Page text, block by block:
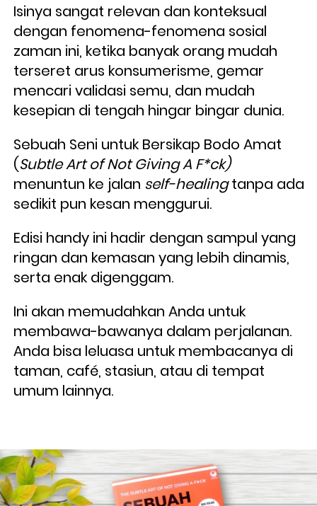
Isinya sangat relevan dan konteksual
dengan fenomena-fenomena sosial
zaman ini, ketika banyak orang mudah
terseret arus konsumerisme, gemar
mencari validasi semu, dan mudah
kesepian di tengah hingar bingar dunia.
Sebuah Seni untuk Bersikap Bodo Amat
(Subtle Art of Not Giving A F*ck)
menuntun ke jalan self-healing tanpa ada
sedikit pun kesan menggurui.
Edisi handy ini hadir dengan sampul yang
ringan dan kemasan yang lebih dinamis,
serta enak digenggam.
Ini akan memudahkan Anda untuk
membawa-bawanya dalam perjalanan.
Anda bisa leluasa untuk membacanya di
taman, café, stasiun, atau di tempat
umum lainnya.